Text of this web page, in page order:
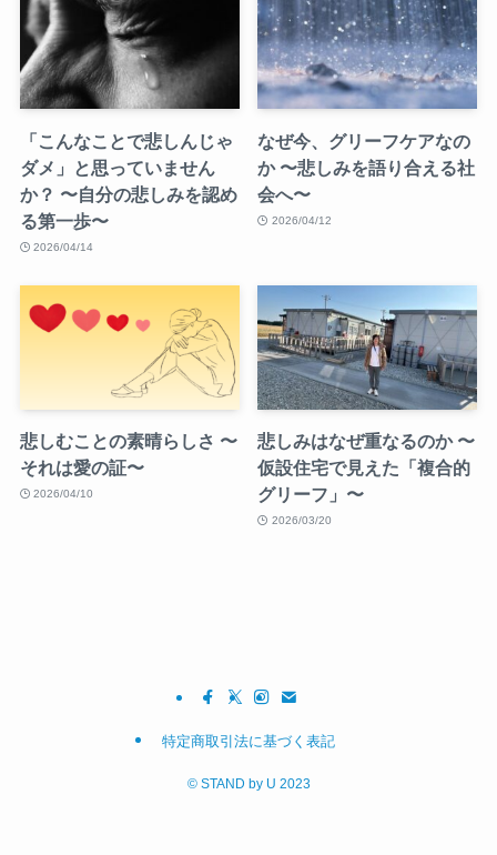
「こんなことで悲しんじゃ
ダメ」と思っていません
か？ 〜自分の悲しみを認め
る第一歩〜
2026/04/14
なぜ今、グリーフケアなの
か 〜悲しみを語り合える社
会へ〜
2026/04/12
悲しむことの素晴らしさ 〜
それは愛の証〜
2026/04/10
悲しみはなぜ重なるのか 〜
仮設住宅で見えた「複合的
グリーフ」〜
2026/03/20
特定商取引法に基づく表記
©STAND by U 2023